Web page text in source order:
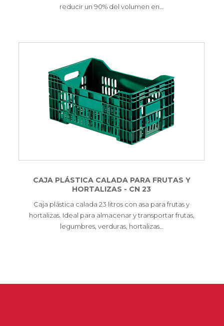
reducir un 90% del volumen en…
CAJA PLÁSTICA CALADA PARA FRUTAS Y
HORTALIZAS - CN 23
Caja plástica calada 23 litros con asa para frutas y
hortalizas. Ideal para almacenar y transportar frutas,
legumbres, verduras, hortalizas…